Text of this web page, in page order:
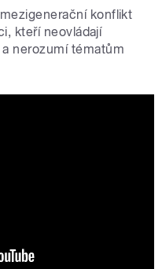
konflikt
kteří neovládají
nerozumí tématům